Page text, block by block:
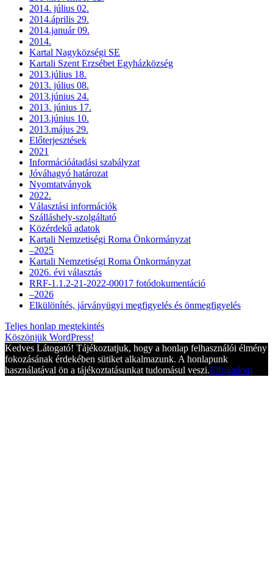
2014. július 02.
2014.április 29.
2014.január 09.
2014.
Kartal Nagyközségi SE
Kartali Szent Erzsébet Egyházközség
2013.július 18.
2013. július 08.
2013.június 24.
2013. június 17.
2013.június 10.
2013.május 29.
Előterjesztések
2021
Információátadási szabályzat
Jóváhagyó határozat
Nyomtatványok
2022.
Választási információk
Szálláshely-szolgáltató
Közérdekű adatok
Kartali Nemzetiségi Roma Önkormányzat
–2025
Kartali Nemzetiségi Roma Önkormányzat
2026. évi választás
RRF-1.1.2-21-2022-00017 fotódokumentáció
–2026
Elkülönítés, járványügyi megfigyelés és önmegfigyelés
Teljes honlap megtekintés
Köszönjük WordPress!
Kedves Látogató! Tájékoztatjuk, hogy a honlap felhasználói élmény
fokozásának érdekében sütiket alkalmazunk. A honlapunk
használatával ön a tájékoztatásunkat tudomásul veszi.Elfogadom